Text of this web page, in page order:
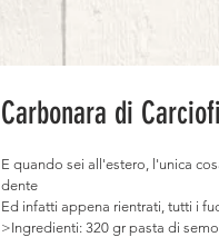
Carbonara di Carciofi
E quando sei all'estero, l'unica
dente
Ed infatti appena rientrati, tutti i
>Ingredienti: 320 gr pasta di